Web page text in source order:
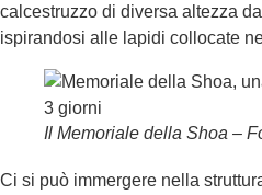
calcestruzzo di diversa altezza
ispirandosi alle lapidi collocate
Il Memoriale della Shoa –
Ci si può immergere nella